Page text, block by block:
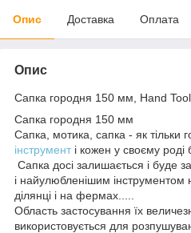
Опис Доставка Оплата
Опис
Сапка городня 150 мм, Hand
Сапка городня 150 мм
Сапка, мотика, сапка - як тільки
інструменті кожен у своєму роді
Сапка досі залишається і буде
і найулюбленішим інструментом
ділянці і на фермах.....
Область застосування їх
використовується для